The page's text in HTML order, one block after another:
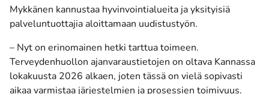
Mykkänen kannustaa hyvinvointialueita ja yksityisiä
palveluntuottajia aloittamaan uudistustyön.
– Nyt on erinomainen hetki tarttua toimeen.
Terveydenhuollon ajanvaraustietojen on oltava Kannassa
lokakuusta 2026 alkaen, joten tässä on vielä sopivasti
aikaa varmistaa järjestelmien ja prosessien toimivuus.